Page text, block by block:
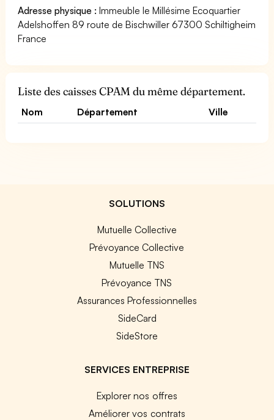
Adresse physique : Immeuble le Millésime Ecoquartier
Adelshoffen 89 route de Bischwiller 67300 Schiltigheim
France
Liste des caisses CPAM du même département.
Nom Département Ville
SOLUTIONS
Mutuelle Collective
Prévoyance Collective
Mutuelle TNS
Prévoyance TNS
Assurances Professionnelles
SideCard
SideStore
SERVICES ENTREPRISE
Explorer nos offres
Améliorer vos contrats